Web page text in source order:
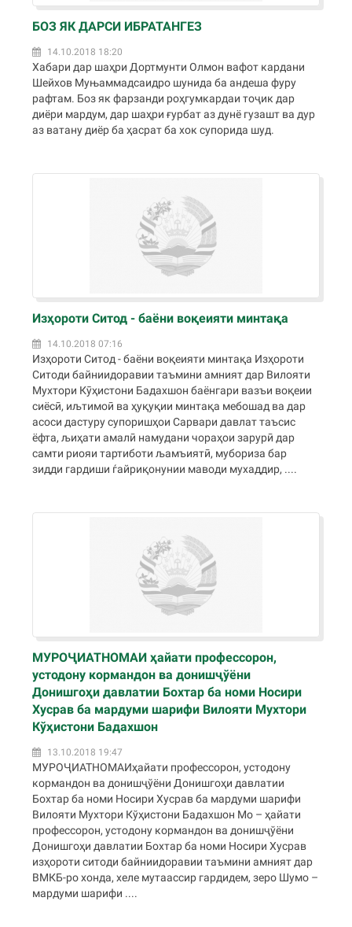
БОЗ ЯК ДАРСИ ИБРАТАНГЕЗ
14.10.2018 18:20
Хабари дар шаҳри Дортмунти Олмон вафот кардани
Шейхов Муњаммадсаидро шунида ба андеша фуру
рафтам. Боз як фарзанди роҳгумкардаи тоҷик дар
диёри мардум, дар шаҳри ғурбат аз дунё гузашт ва дур
аз ватану диёр ба ҳасрат ба хок супорида шуд.
Изҳороти Ситод - баёни воқеияти минтақа
14.10.2018 07:16
Изҳороти Ситод - баёни воқеияти минтақа Изҳороти
Ситоди байниидоравии таъмини амният дар Вилояти
Мухтори Кӯҳистони Бадахшон баёнгари вазъи воқеии
сиёсӣ, иљтимоӣ ва ҳуқуқии минтақа мебошад ва дар
асоси дастуру супоришҳои Сарвари давлат таъсис
ёфта, љиҳати амалӣ намудани чораҳои зарурӣ дар
самти риояи тартиботи љамъиятӣ, мубориза бар
зидди гардиши ѓайриқонунии маводи мухаддир, ....
МУРОҶИАТНОМАИ ҳайати профессорон,
устодону кормандон ва донишҷўёни
Донишгоҳи давлатии Бохтар ба номи Носири
Хусрав ба мардуми шарифи Вилояти Мухтори
Кўҳистони Бадахшон
13.10.2018 19:47
МУРОҶИАТНОМАИҳайати профессорон, устодону
кормандон ва донишҷўёни Донишгоҳи давлатии
Бохтар ба номи Носири Хусрав ба мардуми шарифи
Вилояти Мухтори Кўҳистони Бадахшон Мо – ҳайати
профессорон, устодону кормандон ва донишҷўёни
Донишгоҳи давлатии Бохтар ба номи Носири Хусрав
изҳороти ситоди байниидоравии таъмини амният дар
ВМКБ-ро хонда, хеле мутаассир гардидем, зеро Шумо –
мардуми шарифи ....